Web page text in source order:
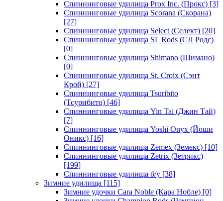
Спиннинговые удилища Prox Inc. (Прокс) [3]
Спиннинговые удилища Scorana (Скорана)
[27]
Спиннинговые удилища Select (Селект) [20]
Спиннинговые удилища SL Rods (СЛ Родс)
[0]
Спиннинговые удилища Shimano (Шимано)
[0]
Спиннинговые удилища St. Croix (Сэнт
Крой) [27]
Спиннинговые удилища Tsuribito
(Тсурибито) [46]
Спиннинговые удилища Yin Tai (Джин Тай)
[7]
Спиннинговые удилища Yoshi Onyx (Йоши
Оникс) [16]
Спиннинговые удилища Zemex (Земекс) [10]
Спиннинговые удилища Zetrix (Зетрикс)
[199]
Спиннинговые удилища б/у [38]
Зимние удилища [115]
Зимние удочки Cara Noble (Кара Нобле) [0]